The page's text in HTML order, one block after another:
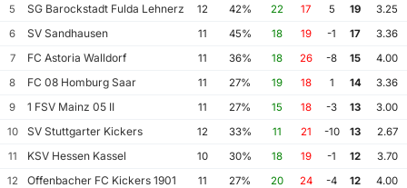
5
SG Barockstadt Fulda Lehnerz 12 42% 22 17 5 19
3.25
6
SV Sandhausen 11 45% 18 19 -1 17
3.36
7
FC Astoria Walldorf 11 36% 18 26 -8 15
4.00
8
FC 08 Homburg Saar 11 27% 19 18 1 14
3.36
9
1 FSV Mainz 05 II 11 27% 15 18 -3 13
3.00
10
SV Stuttgarter Kickers 12 33% 11 21 -10 13
2.67
11
KSV Hessen Kassel 10 30% 18 19 -1 12
3.70
12
Offenbacher FC Kickers 1901 11 27% 20 24 -4 12
4.00